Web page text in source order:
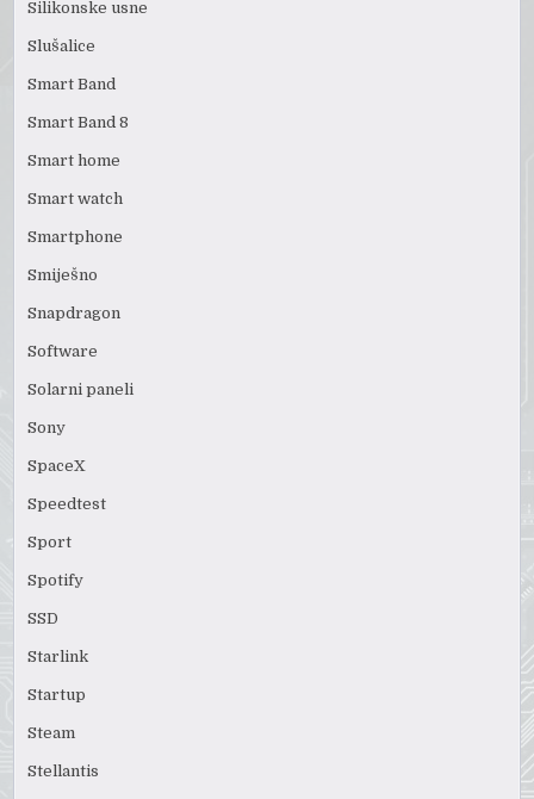
Silikonske usne
Slušalice
Smart Band
Smart Band 8
Smart home
Smart watch
Smartphone
Smiješno
Snapdragon
Software
Solarni paneli
Sony
SpaceX
Speedtest
Sport
Spotify
SSD
Starlink
Startup
Steam
Stellantis